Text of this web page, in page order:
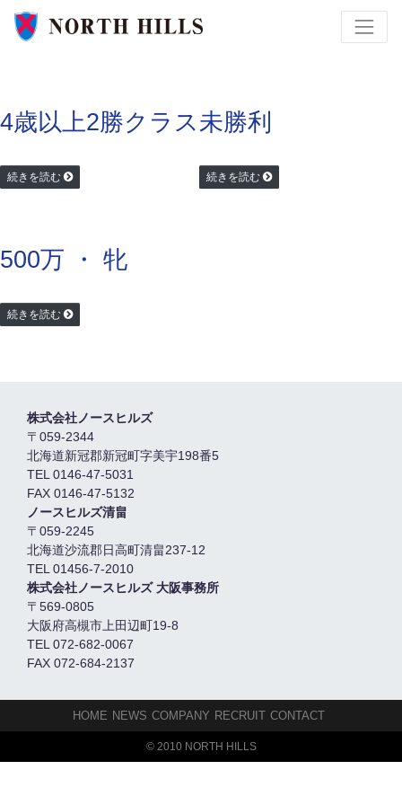
4歳以上2勝クラス
続きを読む
未勝利
続きを読む
500万 ・ 牝
続きを読む
株式会社ノースヒルズ
〒059-2344
北海道新冠郡新冠町字美宇198番5
TEL 0146-47-5031
FAX 0146-47-5132
ノースヒルズ清畠
〒059-2245
北海道沙流郡日高町清畠237-12
TEL 01456-7-2010
株式会社ノースヒルズ 大阪事務所
〒569-0805
大阪府高槻市上田辺町19-8
TEL 072-682-0067
FAX 072-684-2137
HOME NEWS COMPANY RECRUIT CONTACT
© 2010 NORTH HILLS